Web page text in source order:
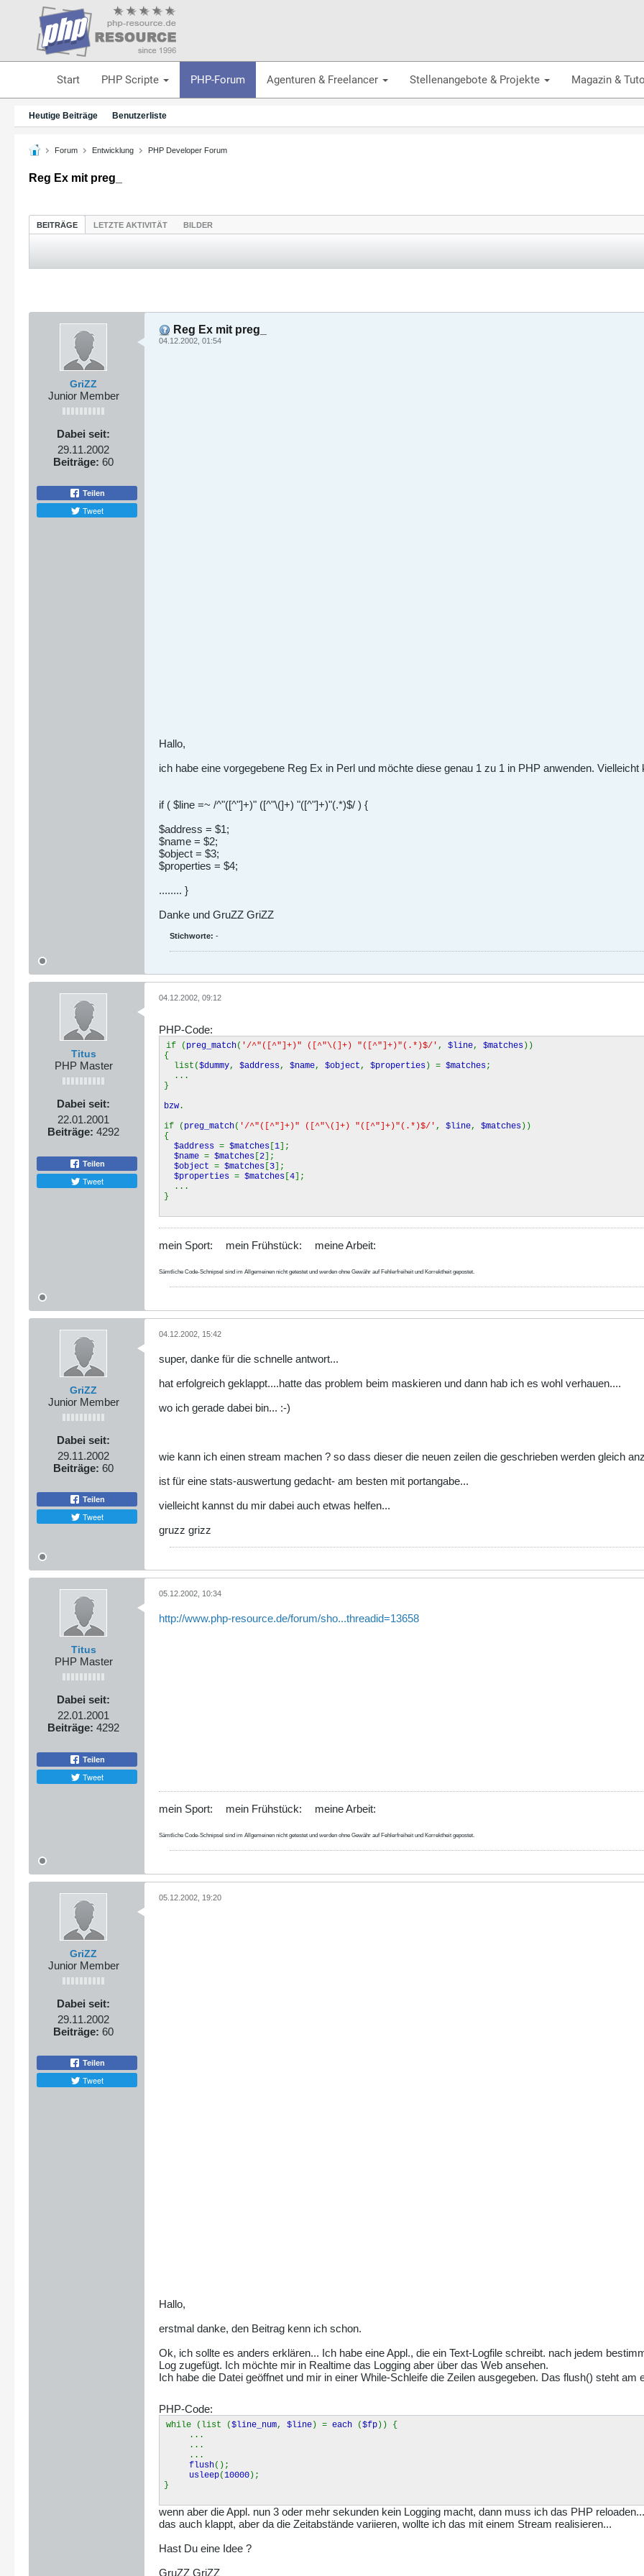
Start PHP Scripte PHP-Forum Agenturen & Freelancer Stellenangebote & Projekte Magazin &
Heutige Beiträge Benutzerliste
Forum Entwicklung PHP Developer Forum
Reg Ex mit preg_
BEITRÄGE LETZTE AKTIVITÄT BILDER
GriZZ
Junior Member
Dabei seit:
29.11.2002
Beiträge: 60
Teilen
Tweet
Reg Ex mit preg_
04.12.2002, 01:54
Hallo,
ich habe eine vorgegebene Reg Ex in Perl und möchte diese genau 1 zu 1 in PHP anwenden.
if ( $line =~ /^"([^"]+)" ([^"\(]+) "([^"]+)"(.*)$/ ) {
$address = $1;
$name = $2;
$object = $3;
$properties = $4;
........ }
Danke und GruZZ GriZZ
Stichworte: -
Titus
PHP Master
Dabei seit:
22.01.2001
Beiträge: 4292
Teilen
Tweet
04.12.2002, 09:12
PHP-Code:
if ( preg_match( '/^"([^"]+)" ([^"\(]+) "([^"]+)"(.*)$/' , $line, $matches ))
{
list($dummy, $address, $name, $object, $properties ) = $matches;
...
}
bzw .
if ( preg_match( '/^"([^"]+)" ([^"\(]+) "([^"]+)"(.*)$/' , $line, $matches ))
{
$address = $matches 1 ];
$name = $matches 2 ];
$object = $matches 3 ];
$properties = $matches 4 ];
...
}
mein Sport: mein Frühstück: meine Arbeit:
Sämtliche Code-Schnipsel sind im Allgemeinen nicht getestet und werden ohne Gewähr auf Fehlerfreiheit und Korrektheit gepostet.
GriZZ
Junior Member
Dabei seit:
29.11.2002
Beiträge: 60
Teilen
Tweet
04.12.2002, 15:42
super, danke für die schnelle antwort...
hat erfolgreich geklappt....hatte das problem beim maskieren und dann hab ich es wohl verhauen....
wo ich gerade dabei bin... :-)
wie kann ich einen stream machen ? so dass dieser die neuen zeilen die geschrieben werden gleich
ist für eine stats-auswertung gedacht- am besten mit portangabe...
vielleicht kannst du mir dabei auch etwas helfen...
gruzz grizz
Titus
PHP Master
Dabei seit:
22.01.2001
Beiträge: 4292
Teilen
Tweet
05.12.2002, 10:34
http://www.php-resource.de/forum/sho...threadid=13658
mein Sport: mein Frühstück: meine Arbeit:
Sämtliche Code-Schnipsel sind im Allgemeinen nicht getestet und werden ohne Gewähr auf Fehlerfreiheit und Korrektheit gepostet.
GriZZ
Junior Member
Dabei seit:
29.11.2002
Beiträge: 60
Teilen
Tweet
05.12.2002, 19:20
Hallo,
erstmal danke, den Beitrag kenn ich schon.
Ok, ich sollte es anders erklären... Ich habe eine Appl., die ein Text-Logfile schreibt. nach jedem
Log zugefügt. Ich möchte mir in Realtime das Logging aber über das Web ansehen.
Ich habe die Datei geöffnet und mir in einer While-Schleife die Zeilen ausgegeben. Das flush() steht am
PHP-Code:
while (list ($line_num, $line) = each ($fp)) {
...
...
...
flush();
usleep(10000);
}
wenn aber die Appl. nun 3 oder mehr sekunden kein Logging macht, dann muss ich das PHP
das auch klappt, aber da die Zeitabstände variieren, wollte ich das mit einem Stream realisieren...
Hast Du eine Idee ?
GruZZ GriZZ